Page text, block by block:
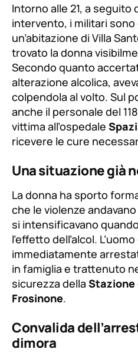
Intorno alle 21, a seguito
intervento, i militari
un’abitazione di Villa
trovato la donna
Secondo quanto
alterazione alcolica,
colpendola al volto. Sul
anche il personale del
vittima all’ospedale
ricevere le cure
Una situazione già
La donna ha sporto
che le violenze
si intensificavano
l’effetto dell’alcol.
immediatamente
in famiglia e trattenuto
sicurezza della Stazione
Frosinone.
Convalida
dimora